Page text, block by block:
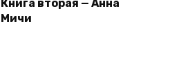
Книга вторая — Анна
Мичи